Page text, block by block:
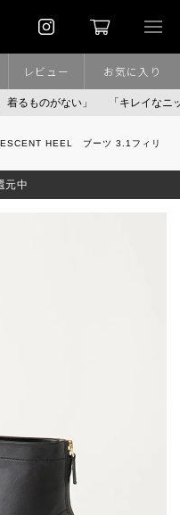
がない」 「キレイなニット」
レビュー お気に入り
HEEL ブーツ 3.1フィリ
元中